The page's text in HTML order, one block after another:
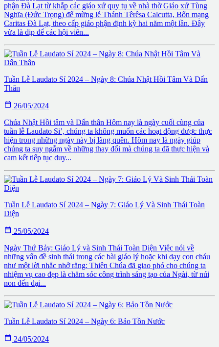
phận Đà Lạt từ khắp các giáo xứ quy tụ về nhà thờ Giáo xứ Tùng
Nghĩa (Đức Trọng) để mừng lễ Thánh Têrêsa Calcutta, Bổn mạng
Caritas Đà Lạt, theo cấp giáo phận định kỳ hai năm một lần. Đây
vừa là dịp để các hội viên...
Tuần Lễ Laudato Sí 2024 – Ngày 8: Chúa Nhật Hồi Tâm Và Dấn
Thân
 26/05/2024
Chúa Nhật Hồi tâm và Dấn thân Hôm nay là ngày cuối cùng của
tuần lễ Laudato Si’, chúng ta không muốn các hoạt động được thực
hiện trong những ngày này bị lãng quên. Hôm nay là ngày giúp
chúng ta suy ngẫm về những thay đổi mà chúng ta đã thực hiện và
cam kết tiếp tục duy...
Tuần Lễ Laudato Sí 2024 – Ngày 7: Giáo Lý Và Sinh Thái Toàn
Diện
 25/05/2024
Ngày Thứ Bảy: Giáo Lý và Sinh Thái Toàn Diện Việc nói về
những vấn đề sinh thái trong các bài giáo lý hoặc khi dạy con cháu
như một lời nhắc nhở rằng: Thiên Chúa đã giao phó cho chúng ta
nhiệm vụ cao đẹp là chăm sóc công trình sáng tạo của Ngài, từ núi
non đến đại...
Tuần Lễ Laudato Sí 2024 – Ngày 6: Bảo Tồn Nước
 24/05/2024